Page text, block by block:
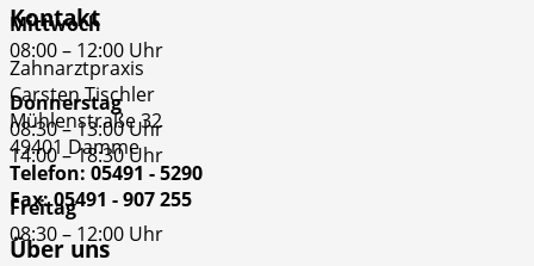
Mittwoch
08:00 – 12:00 Uhr
Donnerstag
08:30 – 13:00 Uhr
14:00 – 18:30 Uhr
Freitag
08:30 – 12:00 Uhr
Kontakt
Zahnarztpraxis
Carsten Tischler
Mühlenstraße 32
49401 Damme
Telefon: 05491 - 5290
Fax: 05491 - 907 255
Über uns